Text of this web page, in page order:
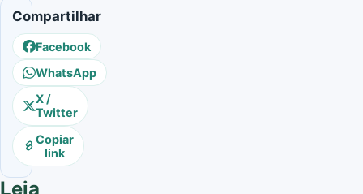
Compartilhar
Facebook
WhatsApp
X /
Twitter
Copiar
link
Leia